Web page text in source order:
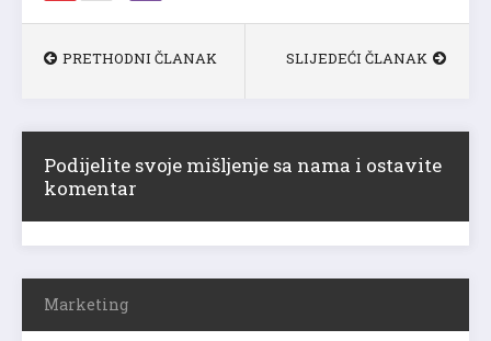
PRETHODNI ČLANAK SLIJEDEĆI ČLANAK
Podijelite svoje mišljenje sa nama i ostavite
komentar
Marketing